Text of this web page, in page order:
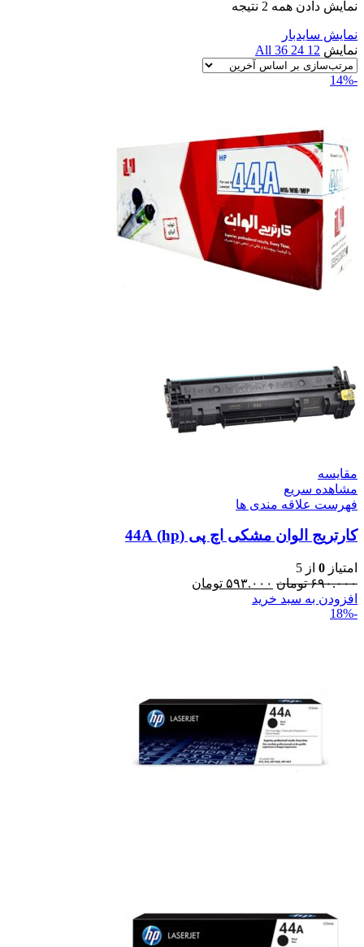
نمایش دادن همه 2 نتیجه
نمایش سایدبار
نمایش 12
24
36
All
-14%
مقایسه
مشاهده سریع
فهرست علاقه مندی ها
کارتریج الوان مشکی اچ پی (hp) 44A
امتیاز 0 از 5
۶۹۰.۰۰۰ تومان ۵۹۳.۰۰۰ تومان
افزودن به سبد خرید
-18%